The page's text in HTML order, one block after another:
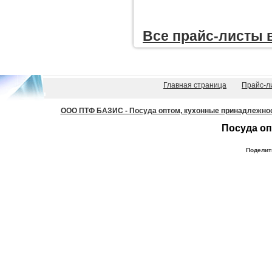
Все прайc-листы
Главная страница Прайс-
ООО ПТФ БАЗИС - Посуда оптом, кухонные
Посуда